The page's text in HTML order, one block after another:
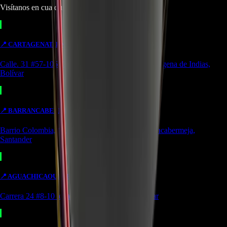
Visítanos en cualquiera de nuestras tiendas
📍 CARTAGENATIENDA
Calle. 31 #57-106. CC Ejecutivos Local 130 Cartagena de Indias,
Bolívar
📍 BARRANCABERMEJA
Barrio Colombia, Cl. 49 #15-66 Local 107 Barrancabermeja,
Santander
📍 AGUACHICAOUTLET
Carrera 24 #8-10 local 2 Potozí Aguachica, Cesar